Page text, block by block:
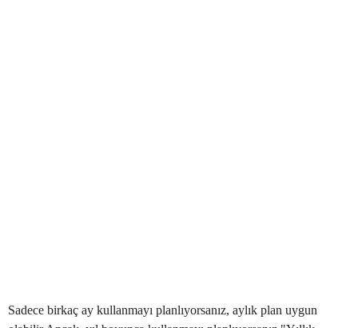
Sadece birkaç ay kullanmayı planlıyorsanız, aylık plan uygun